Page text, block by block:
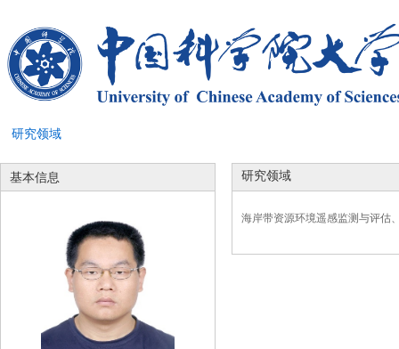
研究领域
基本信息 研究领域
海岸带资源环境遥感监测与评估